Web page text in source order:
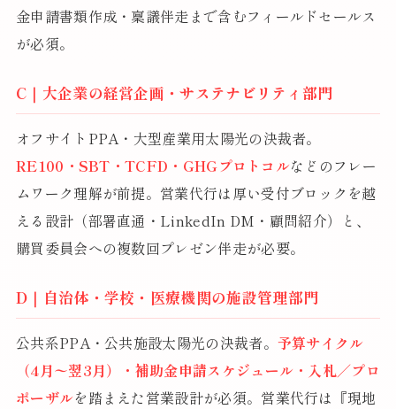
金申請書類作成・稟議伴走まで含むフィールドセールス
が必須。
C｜大企業の経営企画・サステナビリティ部門
オフサイトPPA・大型産業用太陽光の決裁者。
RE100・SBT・TCFD・GHGプロトコルなどのフレー
ムワーク理解が前提。営業代行は厚い受付ブロックを越
える設計（部署直通・LinkedIn DM・顧問紹介）と、
購買委員会への複数回プレゼン伴走が必要。
D｜自治体・学校・医療機関の施設管理部門
公共系PPA・公共施設太陽光の決裁者。 予算サイクル
（4月〜翌3月）・補助金申請スケジュール・入札／プロ
ポーザルを踏まえた営業設計が必須。営業代行は『現地